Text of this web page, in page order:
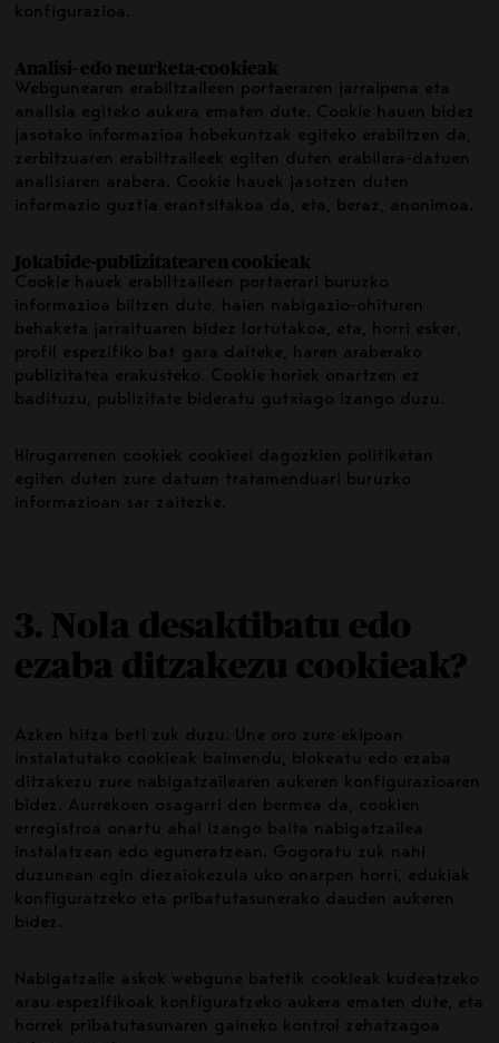
konfigurazioa.
Analisi- edo neurketa-cookieak
Webgunearen erabiltzaileen portaeraren jarraipena eta
analisia egiteko aukera ematen dute. Cookie hauen bidez
jasotako informazioa hobekuntzak egiteko erabiltzen da,
zerbitzuaren erabiltzaileek egiten duten erabilera-datuen
analisiaren arabera. Cookie hauek jasotzen duten
informazio guztia erantsitakoa da, eta, beraz, anonimoa.
Jokabide-publizitatearen cookieak
Cookie hauek erabiltzaileen portaerari buruzko
informazioa biltzen dute, haien nabigazio-ohituren
behaketa jarraituaren bidez lortutakoa, eta, horri esker,
profil espezifiko bat gara daiteke, haren araberako
publizitatea erakusteko. Cookie horiek onartzen ez
badituzu, publizitate bideratu gutxiago izango duzu.
Hirugarrenen cookiek cookieei dagozkien politiketan
egiten duten zure datuen tratamenduari buruzko
informazioan sar zaitezke.
3. Nola desaktibatu edo
ezaba ditzakezu cookieak?
Azken hitza beti zuk duzu. Une oro zure ekipoan
instalatutako cookieak baimendu, blokeatu edo ezaba
ditzakezu zure nabigatzailearen aukeren konfigurazioaren
bidez. Aurrekoen osagarri den bermea da, cookien
erregistroa onartu ahal izango baita nabigatzailea
instalatzean edo eguneratzean. Gogoratu zuk nahi
duzunean egin diezaiokezula uko onarpen horri, edukiak
konfiguratzeko eta pribatutasunerako dauden aukeren
bidez.
Nabigatzaile askok webgune batetik cookieak kudeatzeko
arau espezifikoak konfiguratzeko aukera ematen dute, eta
horrek pribatutasunaren gaineko kontrol zehatzagoa